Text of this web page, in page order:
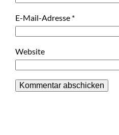
E-Mail-Adresse *
Website